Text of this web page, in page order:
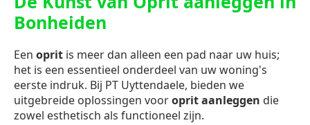
Bonheiden
Een oprit is meer dan alleen een pad naar uw huis;
het is een essentieel onderdeel van uw woning's
eerste indruk. Bij PT Uyttendaele, bieden we
uitgebreide oplossingen vooroprit aanleggen die
zowel esthetisch als functioneel zijn.